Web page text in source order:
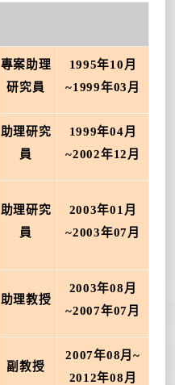
專案助理
研究員
1995年10 月
~1999年03 月
助理研究
員
1999年04月
~2002年12 月
助理研究
員
2003年01 月
~2003年07月
助理教授
2003年08 月
~2007年07月
副教授
2007年08月 ~
2012年08 月